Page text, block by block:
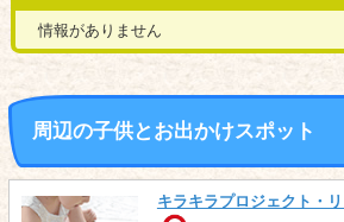
情報がありません
周辺の子供とお出かけスポット
キラキラプロジェクト・